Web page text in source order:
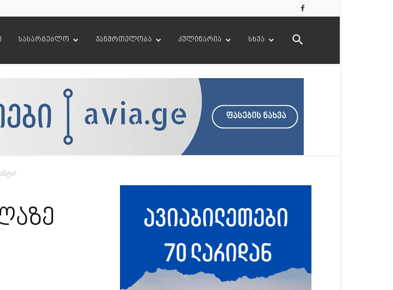
სასარგებლო ჯანმრთელობა კულინარია სხვა